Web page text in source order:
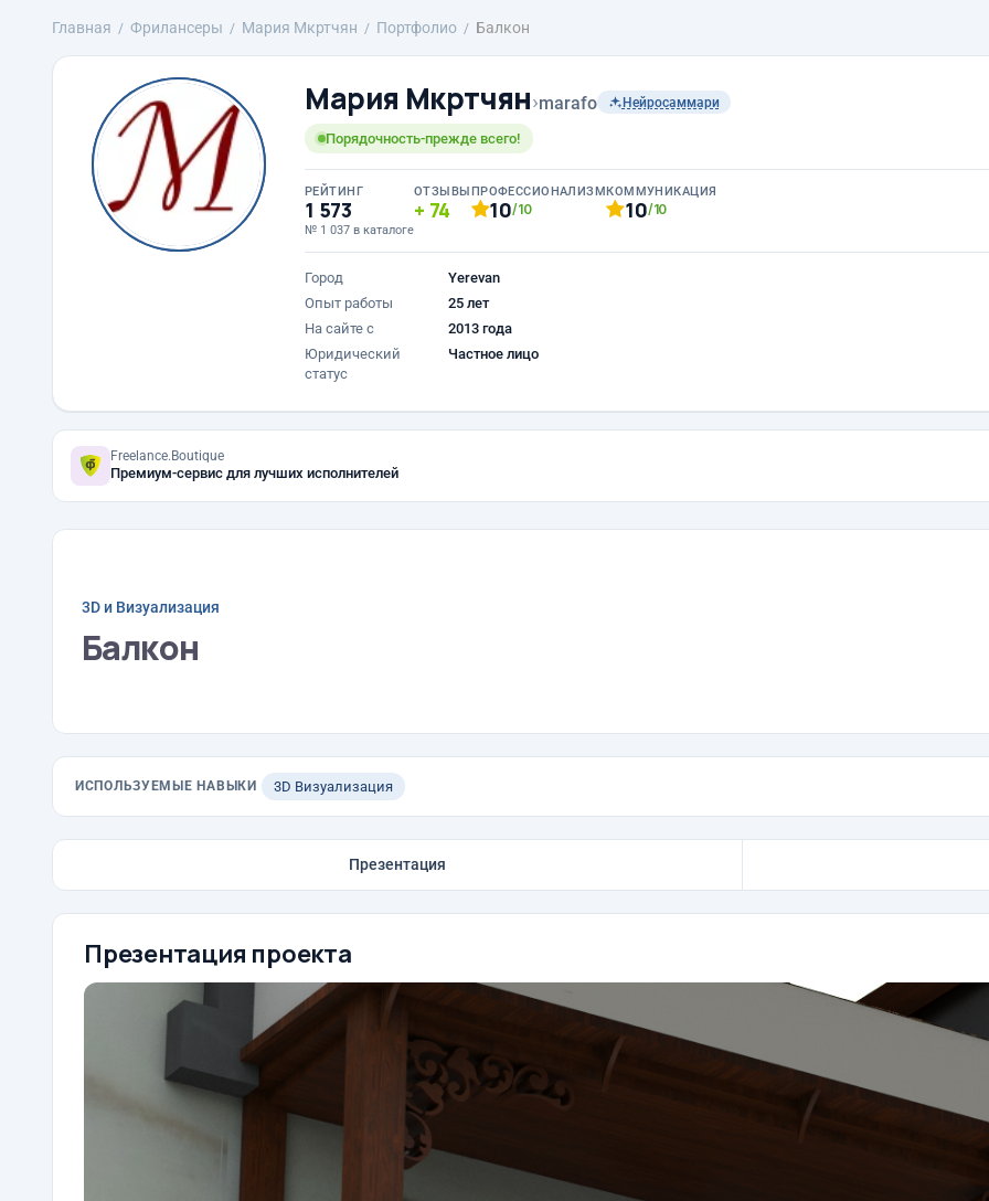
Главная Фрилансеры Mария Мкртчян Портфолио Балкон
Mария Мкртчян›marafo Нейросаммари
Порядочность-прежде всего!
РЕЙТИНГ
1 573
№ 1 037 в каталоге
ОТЗЫВЫ
74
ПРОФЕССИОНАЛИЗМ
10/10
КОММУНИКАЦИЯ
10/10
Город
Yerevan
Опыт работы
25 лет
На сайте с
2013 года
Юридический
статус
Частное лицо
Freelance.Boutique
Премиум-сервис для лучших исполнителей
3D и Визуализация
Балкон
ИСПОЛЬЗУЕМЫЕ НАВЫКИ 3D Визуализация
Презентация
Презентация проекта